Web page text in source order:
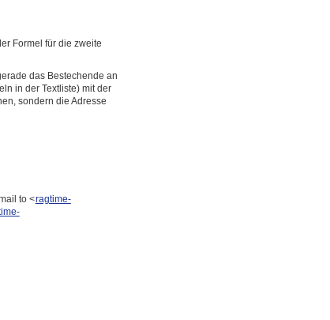
Formel für die zweite
das Bestechende an
in der Textliste) mit der
sondern die Adresse
to <ragtime-